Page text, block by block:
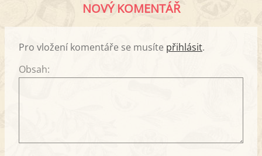
NOVÝ KOMENTÁŘ
Pro vložení komentáře se musíte přihlásit.
Obsah: